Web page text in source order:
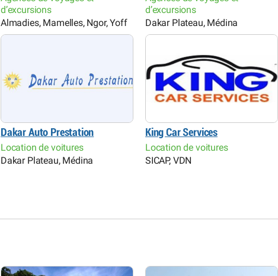
d’excursions
Almadies, Mamelles, Ngor, Yoff
d’excursions
Dakar Plateau, Médina
Dakar Auto Prestation
Location de voitures
Dakar Plateau, Médina
King Car Services
Location de voitures
SICAP, VDN